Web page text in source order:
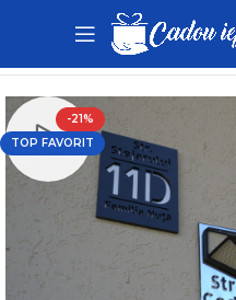
Prima pagină Produse
-21%
TOP FAVORIT